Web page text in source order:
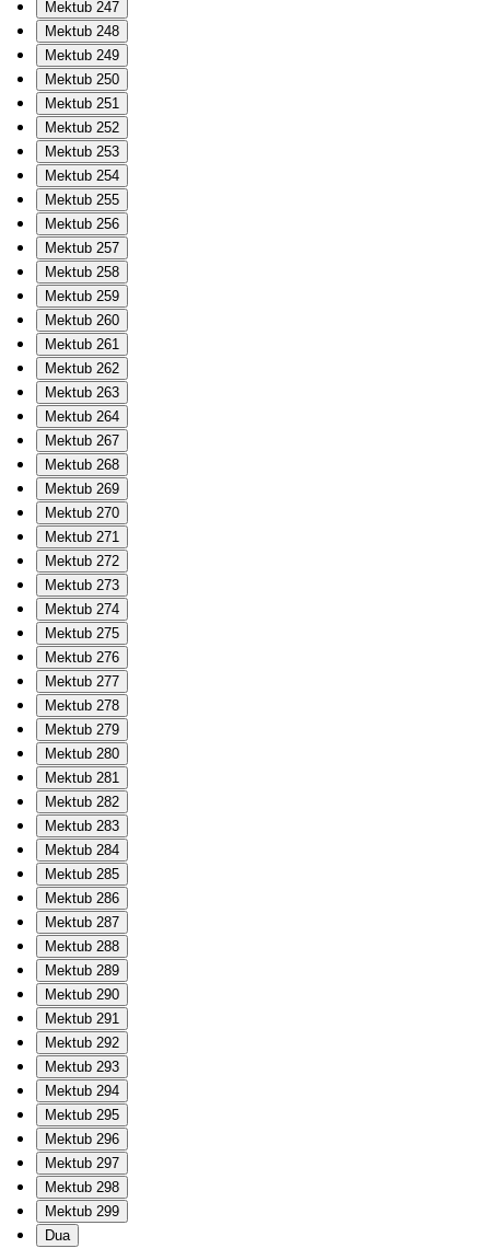
Mektub 247
Mektub 248
Mektub 249
Mektub 250
Mektub 251
Mektub 252
Mektub 253
Mektub 254
Mektub 255
Mektub 256
Mektub 257
Mektub 258
Mektub 259
Mektub 260
Mektub 261
Mektub 262
Mektub 263
Mektub 264
Mektub 267
Mektub 268
Mektub 269
Mektub 270
Mektub 271
Mektub 272
Mektub 273
Mektub 274
Mektub 275
Mektub 276
Mektub 277
Mektub 278
Mektub 279
Mektub 280
Mektub 281
Mektub 282
Mektub 283
Mektub 284
Mektub 285
Mektub 286
Mektub 287
Mektub 288
Mektub 289
Mektub 290
Mektub 291
Mektub 292
Mektub 293
Mektub 294
Mektub 295
Mektub 296
Mektub 297
Mektub 298
Mektub 299
Dua